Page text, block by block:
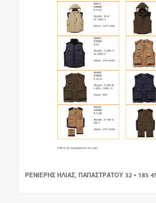
ΡΕΝΙΕΡΗΣ ΗΛΙΑΣ, ΠΑΠΑΣΤΡΆΤΟΥ 32 • 185